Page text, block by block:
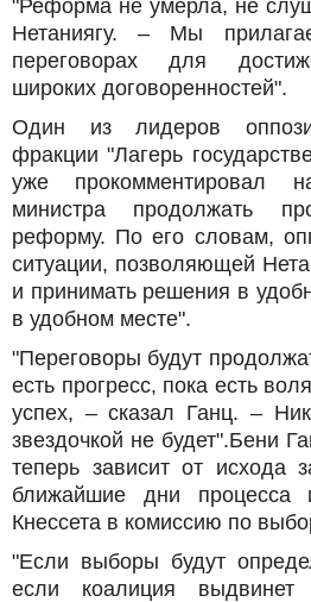
"Реформа не умерла, не
Нетаниягу. – Мы
переговорах для
широких договоренностей".
Один из лидеров
фракции "Лагерь
уже прокомментировал
министра продолжать
реформу. По его словам,
ситуации, позволяющей
и принимать решения в
в удобном месте".
"Переговоры будут
есть прогресс, пока есть
успех, – сказал Ганц. –
звездочкой не будет".Бени
теперь зависит от исхода
ближайшие дни процесса
Кнессета в комиссию по
"Если выборы будут
если коалиция